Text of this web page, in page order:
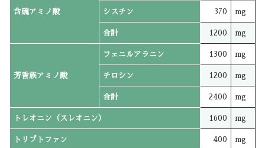
含硫アミノ酸 シスチン 370 mg
合計 1200 mg
芳香族アミノ酸
フェニルアラニン 1300 mg
チロシン 1200 mg
合計 2400 mg
トレオニン（スレオニン） 1600 mg
トリプトファン 400 mg